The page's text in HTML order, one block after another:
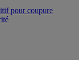
pour coupure